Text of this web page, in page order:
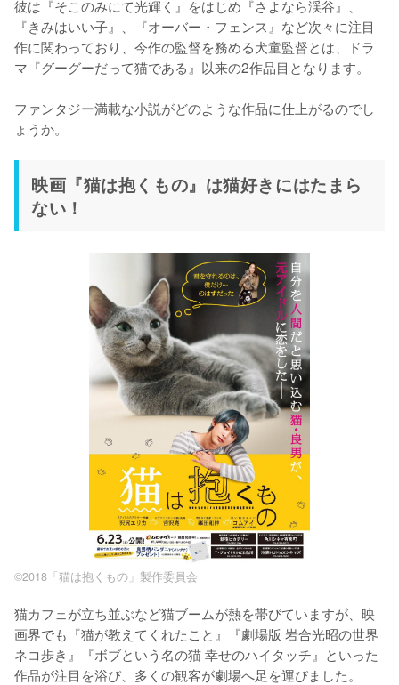
彼は『そこのみにて光輝く』をはじめ『さよなら渓谷』、
『きみはいい子』、『オーバー・フェンス』など次々に注目
作に関わっており、今作の監督を務める犬童監督とは、ドラ
マ『グーグーだって猫である』以来の2作品目となります。
ファンタジー満載な小説がどのような作品に仕上がるのでし
ょうか。
映画『猫は抱くもの』は猫好きにはたまら
ない！
©2018「猫は抱くもの」製作委員会
猫カフェが立ち並ぶなど猫ブームが熱を帯びていますが、映
画界でも『猫が教えてくれたこと』『劇場版 岩合光昭の世界
ネコ歩き』『ボブという名の猫 幸せのハイタッチ』といった
作品が注目を浴び、多くの観客が劇場へ足を運びました。